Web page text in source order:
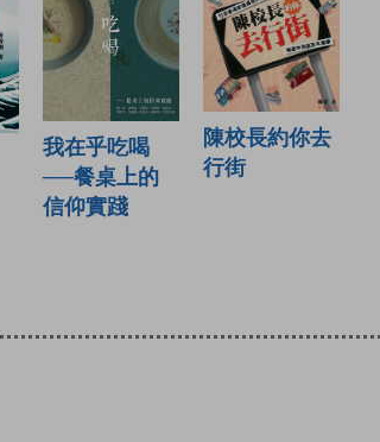
我在乎吃喝
──餐桌上的
信仰實踐
陳校長約你去
行街